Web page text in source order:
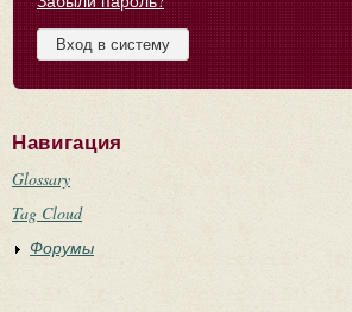
Навигация
Glossary
Tag Cloud
Форумы